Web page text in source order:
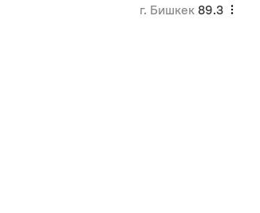
г. Бишкек 89.3